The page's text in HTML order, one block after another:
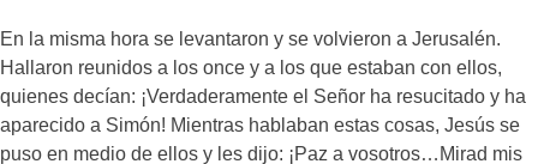
En la misma hora se levantaron y se volvieron a Jerusalén.
Hallaron reunidos a los once y a los que estaban con ellos,
quienes decían: ¡Verdaderamente el Señor ha resucitado y ha
aparecido a Simón! Mientras hablaban estas cosas, Jesús se
puso en medio de ellos y les dijo: ¡Paz a vosotros…Mirad mis